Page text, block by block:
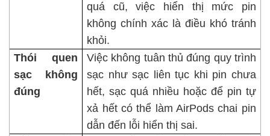
quá cũ, việc hiển thị mức pin
không chính xác là điều khó tránh
khỏi.
Thói quen
sạc không
đúng
Việc không tuân thủ đúng quy trình
sạc như sạc liên tục khi pin chưa
hết, sạc quá nhiều hoặc để pin tự
xả hết có thể làm AirPods chai pin
dẫn đến lỗi hiển thị sai.